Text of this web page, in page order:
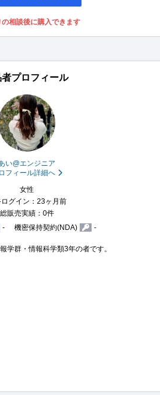
の相談後に購入できます
者プロフィール
い@エンジニア
フィール詳細へ
女性
グイン：23ヶ月前
総販売実績：0件
- 機密保持契約(NDA) -
学群・情報科学類3年の者です。